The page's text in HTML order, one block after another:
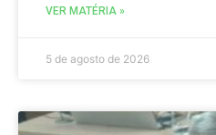
VER MATÉRIA »
5 de agosto de 2026